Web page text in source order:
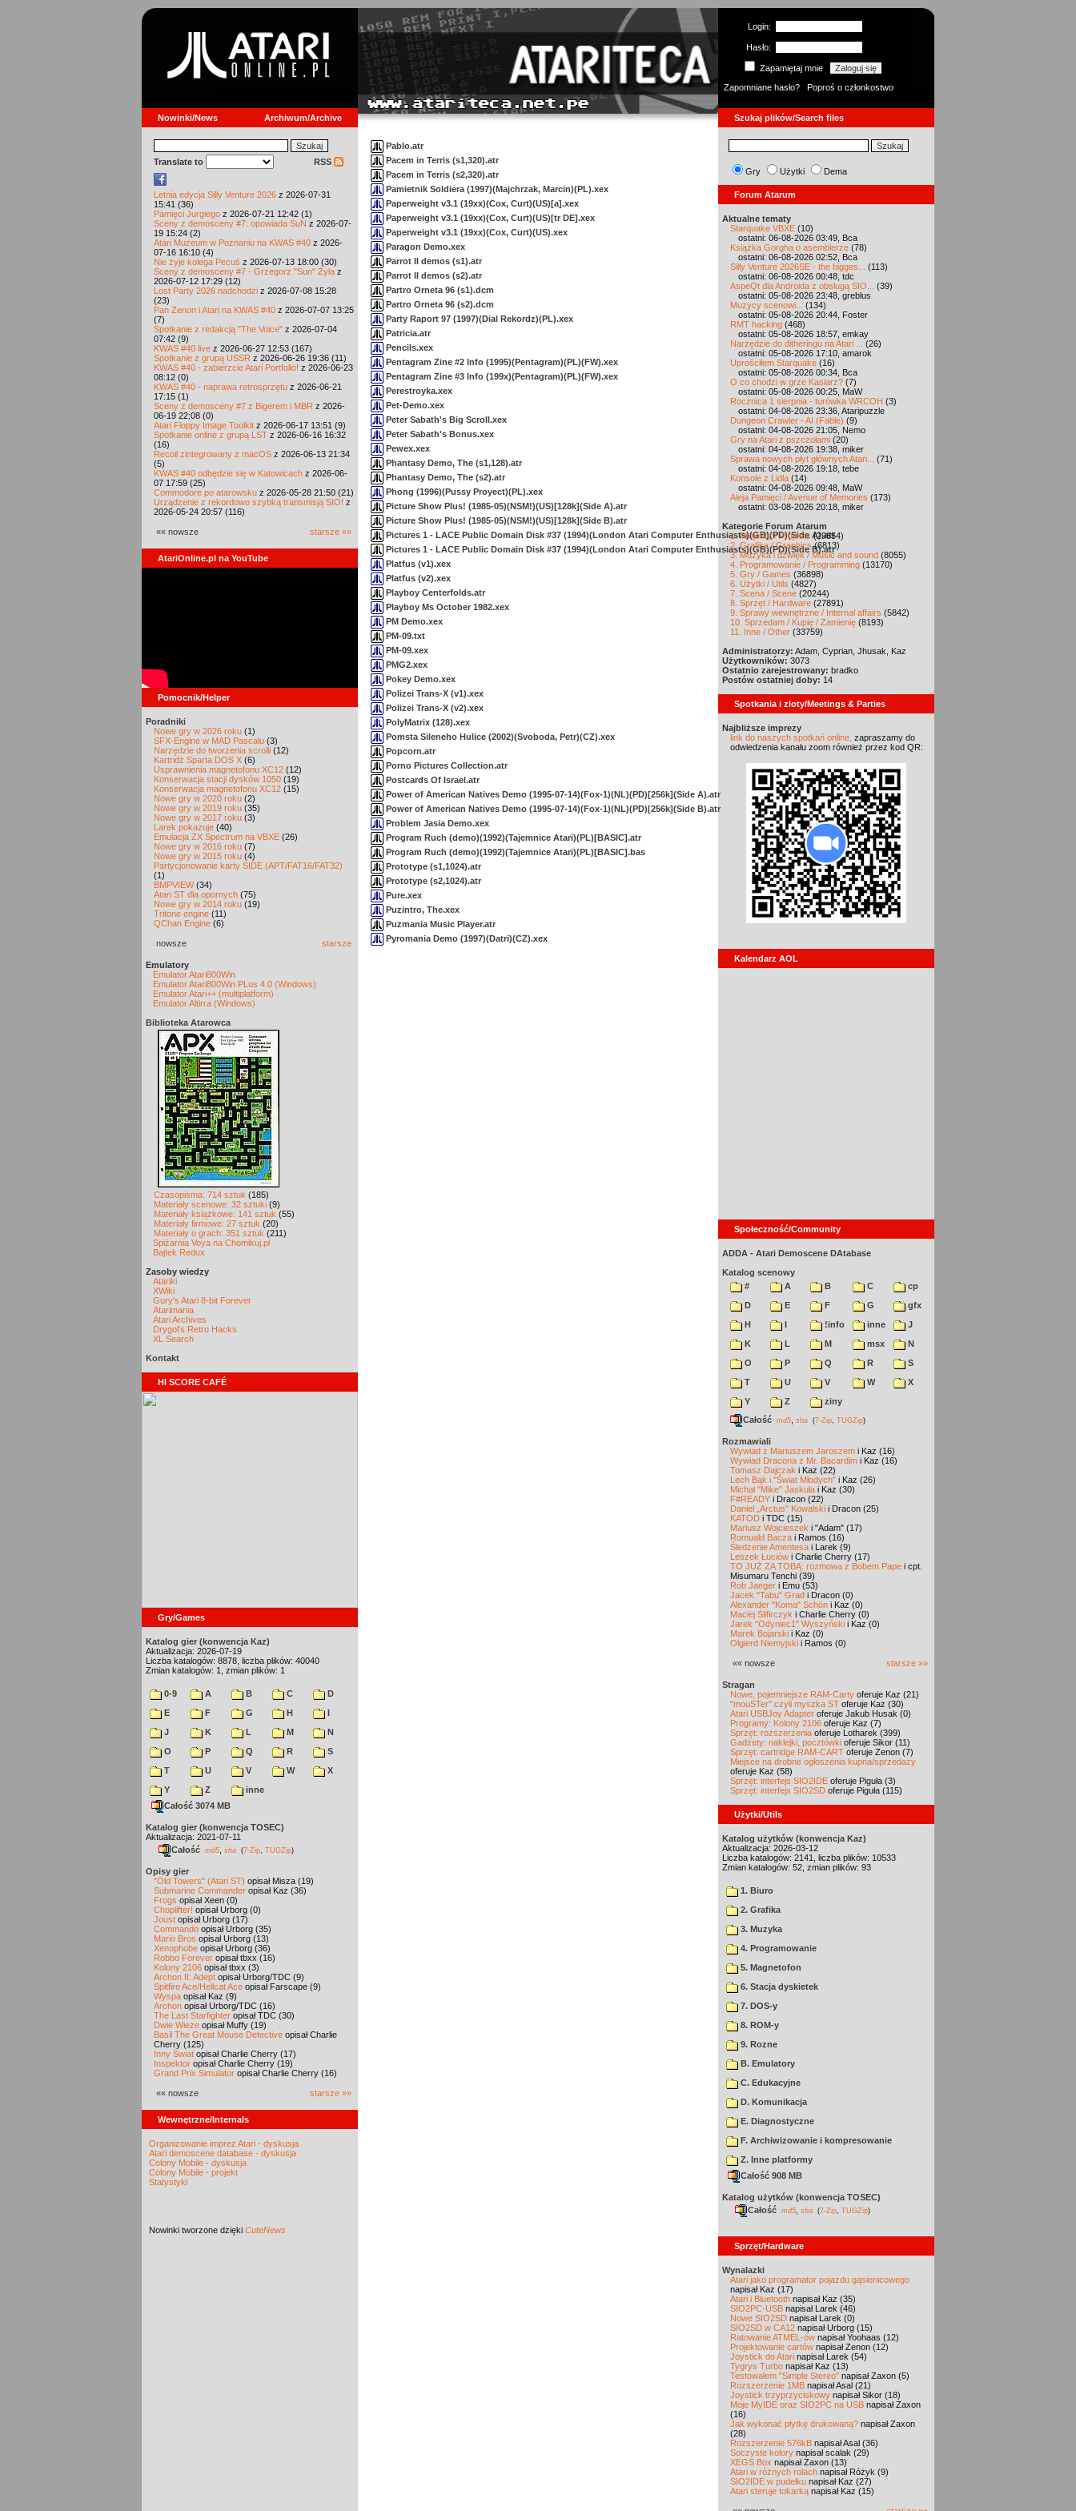
Login:
Hasło:
Zapamiętaj mnie
Zapomniane hasło?
Poproś o członkostwo
Nowinki/News Archiwum/Archive Szukaj plików/Search files
Translate to RSS
Letnia edycja Silly Venture 2026 z 2026-07-31
15:41 (36)
Pamięci Jurgiego z 2026-07-21 12:42 (1)
Sceny z demosceny #7: opowiada SuN z 2026-07-
19 15:24 (2)
Atari Muzeum w Poznaniu na KWAS #40 z 2026-
07-16 16:10 (4)
Nie żyje kolega Pecuś z 2026-07-13 18:00 (30)
Sceny z demosceny #7 - Grzegorz "Sun" Żyła z
2026-07-12 17:29 (12)
Lost Party 2026 nadchodzi z 2026-07-08 15:28
(23)
Pan Zenon i Atari na KWAS #40 z 2026-07-07 13:25
(7)
Spotkanie z redakcją "The Voice" z 2026-07-04
07:42 (9)
KWAS #40 live z 2026-06-27 12:53 (167)
Spotkanie z grupą USSR z 2026-06-26 19:36 (11)
KWAS #40 - zabierzcie Atari Portfolio! z 2026-06-23
08:12 (0)
KWAS #40 - naprawa retrosprzętu z 2026-06-21
17:15 (1)
Sceny z demosceny #7 z Bigerem i MBR z 2026-
06-19 22:08 (0)
Atari Floppy Image Toolkit z 2026-06-17 13:51 (9)
Spotkanie online z grupą LST z 2026-06-16 16:32
(16)
Recoil zintegrowany z macOS z 2026-06-13 21:34
(5)
KWAS #40 odbędzie się w Katowicach z 2026-06-
07 17:59 (25)
Commodore po atarowsku z 2026-05-28 21:50 (21)
Urządzenie z rekordowo szybką transmisją SIO! z
2026-05-24 20:57 (116)
«« nowsze starsze »»
AtariOnline.pl na YouTube
Pomocnik/Helper
Poradniki
Nowe gry w 2026 roku (1)
SFX-Engine w MAD Pascalu (3)
Narzędzie do tworzenia scrolli (12)
Kartridż Sparta DOS X (6)
Usprawnienia magnetofonu XC12 (12)
Konserwacja stacji dysków 1050 (19)
Konserwacja magnetofonu XC12 (15)
Nowe gry w 2020 roku (2)
Nowe gry w 2019 roku (35)
Nowe gry w 2017 roku (3)
Larek pokazuje (40)
Emulacja ZX Spectrum na VBXE (26)
Nowe gry w 2016 roku (7)
Nowe gry w 2015 roku (4)
Partycjonowanie karty SIDE (APT/FAT16/FAT32)
(1)
BMPVIEW(34)
Atari ST dla opornych (75)
Nowe gry w 2014 roku (19)
Tritone engine (11)
QChan Engine (6)
nowsze starsze
Emulatory
Emulator Atari800Win
Emulator Atari800Win PLus 4.0 (Windows)
Emulator Atari++ (multiplatform)
Emulator Altirra (Windows)
Biblioteka Atarowca
Czasopisma: 714 sztuk (185)
Materiały scenowe: 32 sztuki (9)
Materiały książkowe: 141 sztuk (55)
Materiały firmowe: 27 sztuk (20)
Materiały o grach: 351 sztuk (211)
Spiżarnia Voya na Chomikuj.pl
Bajtek Redux
Zasoby wiedzy
Atariki
XWiki
Gury's Atari 8-bit Forever
Atarimania
Atari Archives
Drygol's Retro Hacks
XL Search
Kontakt
HI SCORE CAFÉ
Gry/Games
Katalog gier (konwencja Kaz)
Aktualizacja: 2026-07-19
Liczba katalogów: 8878, liczba plików: 40040
Zmian katalogów: 1, zmian plików: 1
0-9 A B C
D
E
F G H
I
J
K L M
N
O
P Q R
S
T
U V W
X
Y
Z
inne
Całość 3074 MB
Katalog gier (konwencja TOSEC)
Aktualizacja: 2021-07-11
Całość md5 sha (7-Zip TUGZip)
Opisy gier
"Old Towers" (Atari ST) opisał Misza (19)
Submarine Commander opisał Kaz (36)
Frogs opisał Xeen (0)
Choplifter! opisał Urborg (0)
Joust opisał Urborg (17)
Commando opisał Urborg (35)
Mario Bros opisał Urborg (13)
Xenophobe opisał Urborg (36)
Robbo Forever opisał tbxx (16)
Kolony 2106 opisał tbxx (3)
Archon II: Adept opisał Urborg/TDC (9)
Spitfire Ace/Hellcat Ace opisał Farscape (9)
Wyspa opisał Kaz (9)
Archon opisał Urborg/TDC (16)
The Last Starfighter opisał TDC (30)
Dwie Wieże opisał Muffy (19)
Basil The Great Mouse Detective opisał Charlie
Cherry (125)
Inny Świat opisał Charlie Cherry (17)
Inspektor opisał Charlie Cherry (19)
Grand Prix Simulator opisał Charlie Cherry (16)
«« nowsze starsze »»
Wewnętrzne/Internals
Organizowanie imprez Atari - dyskusja
Atari demoscene database - dyskusja
Colony Mobile - dyskusja
Colony Mobile - projekt
Statystyki
Nowinki tworzone dzięki CuteNews
Pablo.atr
Pacem in Terris (s1,320).atr
Pacem in Terris (s2,320).atr
Pamietnik Soldiera (1997)(Majchrzak, Marcin)(PL).xex
Paperweight v3.1 (19xx)(Cox, Curt)(US)[a].xex
Paperweight v3.1 (19xx)(Cox, Curt)(US)[tr DE].xex
Paperweight v3.1 (19xx)(Cox, Curt)(US).xex
Paragon Demo.xex
Parrot II demos (s1).atr
Parrot II demos (s2).atr
Partro Orneta 96 (s1).dcm
Partro Orneta 96 (s2).dcm
Party Raport 97 (1997)(Dial Rekordz)(PL).xex
Patricia.atr
Pencils.xex
Pentagram Zine #2 Info (1995)(Pentagram)(PL)(FW).xex
Pentagram Zine #3 Info (199x)(Pentagram)(PL)(FW).xex
Perestroyka.xex
Pet-Demo.xex
Peter Sabath's Big Scroll.xex
Peter Sabath's Bonus.xex
Pewex.xex
Phantasy Demo, The (s1,128).atr
Phantasy Demo, The (s2).atr
Phong (1996)(Pussy Proyect)(PL).xex
Picture Show Plus! (1985-05)(NSM!)(US)[128k](Side A).atr
Picture Show Plus! (1985-05)(NSM!)(US)[128k](Side B).atr
Pictures 1 - LACE Public Domain Disk #37 (1994)(London Atari Computer Enthusiasts)(GB)(PD)(Side A).atr
Pictures 1 - LACE Public Domain Disk #37 (1994)(London Atari Computer Enthusiasts)(GB)(PD)(Side B).atr
Platfus (v1).xex
Platfus (v2).xex
Playboy Centerfolds.atr
Playboy Ms October 1982.xex
PM Demo.xex
PM-09.txt
PM-09.xex
PMG2.xex
Pokey Demo.xex
Polizei Trans-X (v1).xex
Polizei Trans-X (v2).xex
PolyMatrix (128).xex
Pomsta Sileneho Hulice (2002)(Svoboda, Petr)(CZ).xex
Popcorn.atr
Porno Pictures Collection.atr
Postcards Of Israel.atr
Power of American Natives Demo (1995-07-14)(Fox-1)(NL)(PD)[256k](Side A).atr
Power of American Natives Demo (1995-07-14)(Fox-1)(NL)(PD)[256k](Side B).atr
Problem Jasia Demo.xex
Program Ruch (demo)(1992)(Tajemnice Atari)(PL)[BASIC].atr
Program Ruch (demo)(1992)(Tajemnice Atari)(PL)[BASIC].bas
Prototype (s1,1024).atr
Prototype (s2,1024).atr
Pure.xex
Puzintro, The.xex
Puzmania Music Player.atr
Pyromania Demo (1997)(Datri)(CZ).xex
Gry Użytki Dema
Forum Atarum
Aktualne tematy
Starquake VBXE (10)
ostatni: 06-08-2026 03:49, Bca
Książka Gorgha o asemblerze (78)
ostatni: 06-08-2026 02:52, Bca
Silly Venture 2026SE - the bigges...
(113)
ostatni: 06-08-2026 00:48, tdc
AspeQt dla Androida z obsługą SIO...
(39)
ostatni: 05-08-2026 23:48, greblus
Muzycy scenowi...
(134)
ostatni: 05-08-2026 20:44, Foster
RMT hacking (468)
ostatni: 05-08-2026 18:57, emkay
Narzędzie do ditheringu na Atari ...
(26)
ostatni: 05-08-2026 17:10, amarok
Uprościłem Starquake (16)
ostatni: 05-08-2026 00:34, Bca
O co chodzi w grze Kasiarz? (7)
ostatni: 05-08-2026 00:25, MaW
Rocznica 1 sierpnia - turówka WRCOH (3)
ostatni: 04-08-2026 23:36, Ataripuzzle
Dungeon Crawler - AI (Fable) (9)
ostatni: 04-08-2026 21:05, Nemo
Gry na Atari z pszczołami (20)
ostatni: 04-08-2026 19:38, miker
Sprawa nowych płyt głównych Atari...
(71)
ostatni: 04-08-2026 19:18, tebe
Konsole z Lidla (14)
ostatni: 04-08-2026 09:48, MaW
Aleja Pamięci / Avenue of Memories (173)
ostatni: 03-08-2026 20:18, miker
Kategorie Forum Atarum
1. Projekty / Projects(29854)
2. Grafika / Graphics(6813)
3. Muzyka i dźwięk / Music and sound (8055)
4. Programowanie / Programming (13170)
5. Gry / Games (36898)
6. Użytki / Utils (4827)
7. Scena / Scene (20244)
8. Sprzęt / Hardware (27891)
9. Sprawy wewnętrzne / Internal affairs (5842)
10. Sprzedam / Kupię / Zamienię (8193)
11. Inne / Other (33759)
Administratorzy: Adam, Cyprian, Jhusak, Kaz
Użytkowników: 3073
Ostatnio zarejestrowany: bradko
Postów ostatniej doby: 14
Spotkania i zloty/Meetings & Parties
Najbliższe imprezy
link do naszych spotkań online, zapraszamy do
odwiedzenia kanału zoom również przez kod QR:
Kalendarz AOL
Społeczność/Community
ADDA - Atari Demoscene DAtabase
Katalog scenowy
#
A B C
cp
D
E F G
gfx
H
I !info inne
J
K
L M msx
N
O
P Q R
S
T
U V W
X
Y
Z
ziny
Całość md5 sha (7-Zip TUGZip)
Rozmawiali
Wywiad z Mariuszem Jaroszem i Kaz (16)
Wywiad Dracona z Mr. Bacardim i Kaz (16)
Tomasz Dajczak i Kaz (22)
Lech Bąk i "Świat Młodych" i Kaz (26)
Michał "Mike" Jaskuła i Kaz (30)
F#READY i Dracon (22)
Daniel „Arctus” Kowalski i Dracon (25)
KATOD i TDC (15)
Mariusz Wojcieszek i "Adam" (17)
Romuald Bacza i Ramos (16)
Śledzenie Amentesa i Larek (9)
Leszek Łuciów i Charlie Cherry (17)
TO JUŻ ZA TOBĄ: rozmowa z Bobem Pape i cpt.
Misumaru Tenchi (39)
Rob Jaeger i Emu (53)
Jacek "Tabu" Grad i Dracon (0)
Alexander "Koma" Schön i Kaz (0)
Maciej Ślifirczyk i Charlie Cherry (0)
Jarek "Odyniec1" Wyszyński i Kaz (0)
Marek Bojarski i Kaz (0)
Olgierd Niemyjski i Ramos (0)
«« nowsze starsze »»
Stragan
Nowe, pojemniejsze RAM-Carty oferuje Kaz (21)
"mouSTer" czyli myszka ST oferuje Kaz (30)
Atari USBJoy Adapter oferuje Jakub Husak (0)
Programy: Kolony 2106 oferuje Kaz (7)
Sprzęt: rozszerzenia oferuje Lotharek (399)
Gadżety: naklejki, pocztówki oferuje Sikor (11)
Sprzęt: cartridge RAM-CART oferuje Zenon (7)
Miejsce na drobne ogłoszenia kupna/sprzedaży
oferuje Kaz (58)
Sprzęt: interfejs SIO2IDE oferuje Piguła (3)
Sprzęt: interfejs SIO2SD oferuje Piguła (115)
Użytki/Utils
Katalog użytków (konwencja Kaz)
Aktualizacja: 2026-03-12
Liczba katalogów: 2141, liczba plików: 10533
Zmian katalogów: 52, zmian plików: 93
1. Biuro
2. Grafika
3. Muzyka
4. Programowanie
5. Magnetofon
6. Stacja dyskietek
7. DOS-y
8. ROM-y
9. Rozne
B. Emulatory
C. Edukacyjne
D. Komunikacja
E. Diagnostyczne
F. Archiwizowanie i kompresowanie
Z. Inne platformy
Całość 908 MB
Katalog użytków (konwencja TOSEC)
Całość md5 sha (7-Zip TUGZip)
Sprzęt/Hardware
Wynalazki
Atari jako programator pojazdu gąsienicowego
napisał Kaz (17)
Atari i Bluetooth napisał Kaz (35)
SIO2PC-USB napisał Larek (46)
Nowe SIO2SD napisał Larek (0)
SIO2SD w CA12 napisał Urborg (15)
Ratowanie ATMEL-ów napisał Yoohaas (12)
Projektowanie cartów napisał Zenon (12)
Joystick do Atari napisał Larek (54)
Tygrys Turbo napisał Kaz (13)
Testowałem "Simple Stereo" napisał Zaxon (5)
Rozszerzenie 1MB napisał Asal (21)
Joystick trzyprzyciskowy napisał Sikor (18)
Moje MyIDE oraz SIO2PC na USB napisał Zaxon
(16)
Jak wykonać płytkę drukowaną? napisał Zaxon
(28)
Rozszerzenie 576kB napisał Asal (36)
Soczyste kolory napisał scalak (29)
XEGS Box napisał Zaxon (13)
Atari w różnych rolach napisał Różyk (9)
SIO2IDE w pudełku napisał Kaz (27)
Atari steruje tokarką napisał Kaz (15)